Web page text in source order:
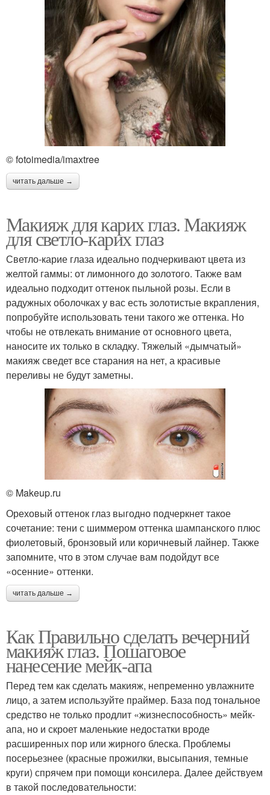
© fotoimedia/imaxtree
читать дальше →
Макияж для карих глаз. Макияж
для светло-карих глаз
Светло-карие глаза идеально подчеркивают цвета из
желтой гаммы: от лимонного до золотого. Также вам
идеально подходит оттенок пыльной розы. Если в
радужных оболочках у вас есть золотистые вкрапления,
попробуйте использовать тени такого же оттенка. Но
чтобы не отвлекать внимание от основного цвета,
наносите их только в складку. Тяжелый «дымчатый»
макияж сведет все старания на нет, а красивые
переливы не будут заметны.
© Makeup.ru
Ореховый оттенок глаз выгодно подчеркнет такое
сочетание: тени с шиммером оттенка шампанского плюс
фиолетовый, бронзовый или коричневый лайнер. Также
запомните, что в этом случае вам подойдут все
«осенние» оттенки.
читать дальше →
Как Правильно сделать вечерний
макияж глаз. Пошаговое
нанесение мейк-апа
Перед тем как сделать макияж, непременно увлажните
лицо, а затем используйте праймер. База под тональное
средство не только продлит «жизнеспособность» мейк-
апа, но и скроет маленькие недостатки вроде
расширенных пор или жирного блеска. Проблемы
посерьезнее (красные прожилки, высыпания, темные
круги) спрячем при помощи консилера. Далее действуем
в такой последовательности: